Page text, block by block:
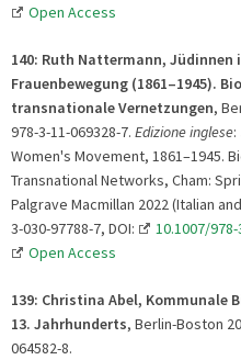
Open Access
140: Ruth Nattermann,
Frauenbewegung (1861–1945).
transnationale Vernetzungen,
978-3-11-069328-7. Edizione inglese
Women's Movement, 1861–1945.
Transnational Networks, Cham:
Palgrave Macmillan 2022 (Italian
3-030-97788-7, DOI:
10.1007/
Open Access
139: Christina Abel, Kommunale
13. Jahrhunderts, Berlin-Boston
064582-8.